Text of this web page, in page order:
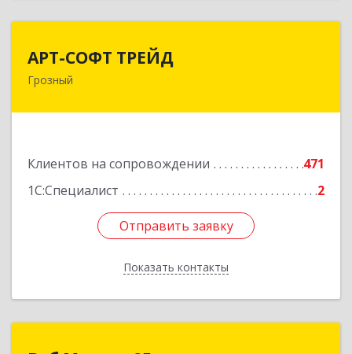
АРТ-СОФТ ТРЕЙД
Грозный
Клиентов на сопровождении
471
1С:Специалист
2
Отправить заявку
Показать контакты
364013, Чеченская Респ, Грозный г, Полярников
Отправить заявку
Назад